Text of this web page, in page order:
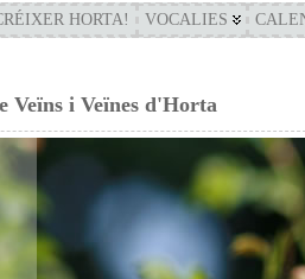
HORTA! VOCALIES
Veïns i Veïnes d'Horta